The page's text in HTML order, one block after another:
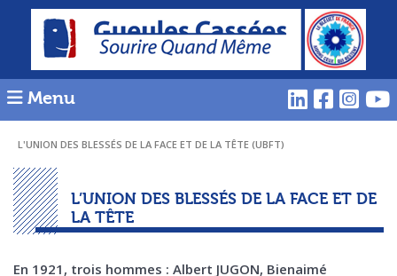
Menu
L'UNION DES BLESSÉS DE LA FACE ET DE LA TÊTE (UBFT)
L’UNION DES BLESSÉS DE LA FACE ET DE
LA TÊTE
En 1921, trois hommes : Albert JUGON, Bienaimé